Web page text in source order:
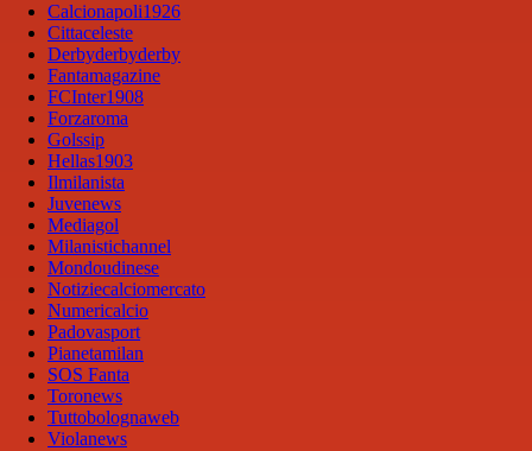
Calcionapoli1926
Cittaceleste
Derbyderbyderby
Fantamagazine
FCInter1908
Forzaroma
Golssip
Hellas1903
Ilmilanista
Juvenews
Mediagol
Milanistichannel
Mondoudinese
Notiziecalciomercato
Numericalcio
Padovasport
Pianetamilan
SOS Fanta
Toronews
Tuttobolognaweb
Violanews